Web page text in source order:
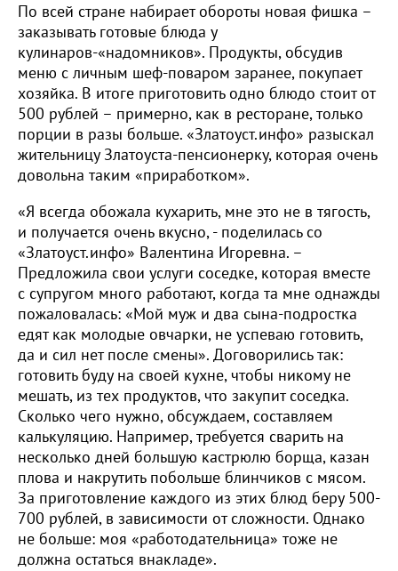
По всей стране набирает обороты новая фишка –
заказывать готовые блюда у
кулинаров-«надомников». Продукты, обсудив
меню с личным шеф-поваром заранее, покупает
хозяйка. В итоге приготовить одно блюдо стоит от
500 рублей – примерно, как в ресторане, только
порции в разы больше. «Златоуст.инфо» разыскал
жительницу Златоуста-пенсионерку, которая очень
довольна таким «приработком».
«Я всегда обожала кухарить, мне это не в тягость,
и получается очень вкусно, - поделилась со
«Златоуст.инфо» Валентина Игоревна. –
Предложила свои услуги соседке, которая вместе
с супругом много работают, когда та мне однажды
пожаловалась: «Мой муж и два сына-подростка
едят как молодые овчарки, не успеваю готовить,
да и сил нет после смены». Договорились так:
готовить буду на своей кухне, чтобы никому не
мешать, из тех продуктов, что закупит соседка.
Сколько чего нужно, обсуждаем, составляем
калькуляцию. Например, требуется сварить на
несколько дней большую кастрюлю борща, казан
плова и накрутить побольше блинчиков с мясом.
За приготовление каждого из этих блюд беру 500-
700 рублей, в зависимости от сложности. Однако
не больше: моя «работодательница» тоже не
должна остаться внакладе».